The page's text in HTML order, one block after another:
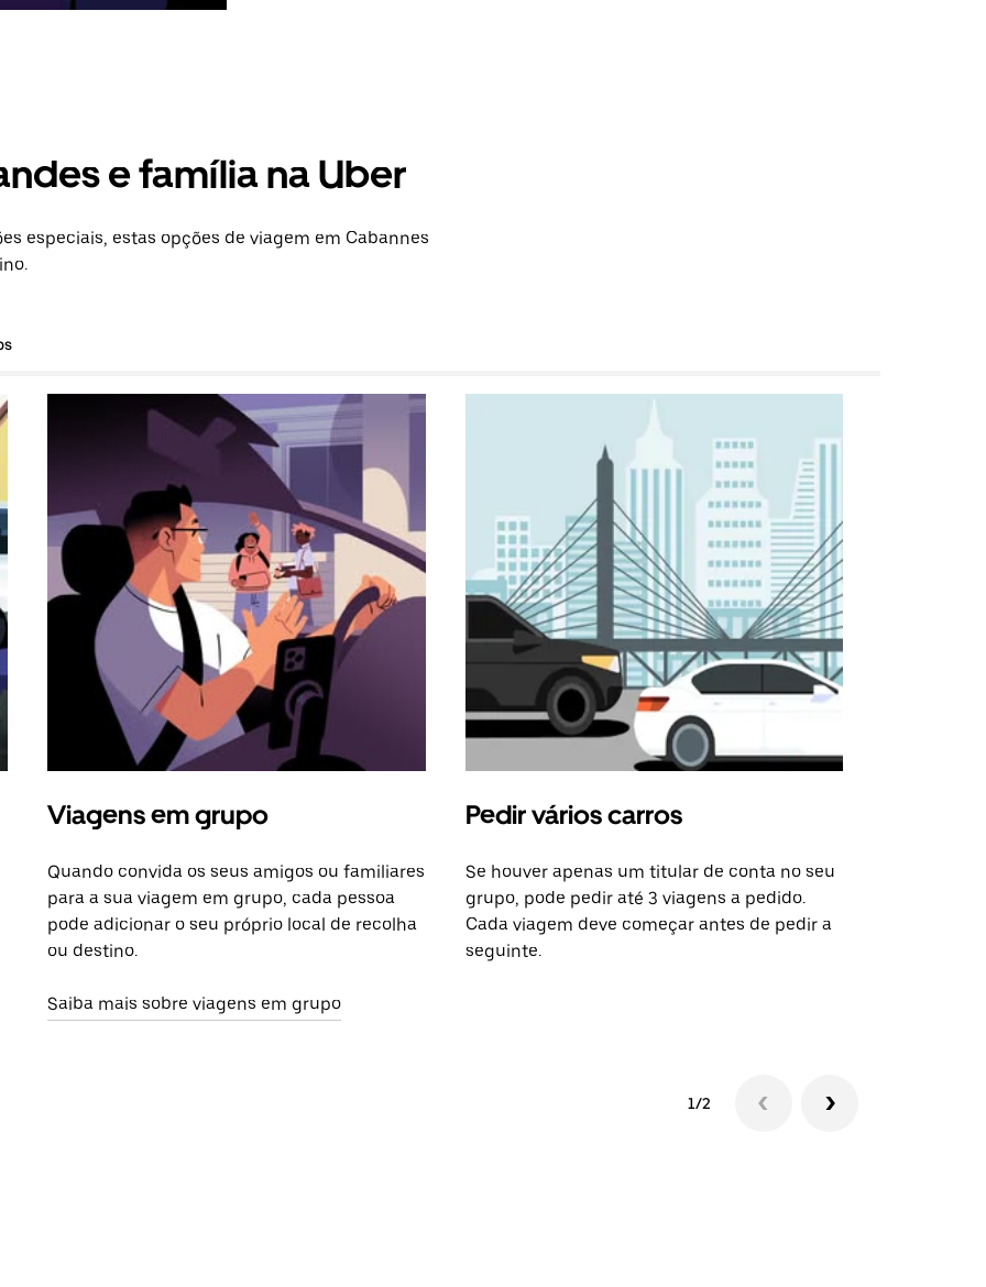
e família na Uber
especiais, estas opções de viagem em Cabannes
Viagens em grupo
Quando convida os seus amigos ou familiares
para a sua viagem em grupo, cada pessoa
pode adicionar o seu próprio local de recolha
ou destino.
Saiba mais sobre viagens em grupo
Pedir vários carros
Se houver apenas um titular de conta no seu
grupo, pode pedir até 3 viagens a pedido.
Cada viagem deve começar antes de pedir a
seguinte.
1/2